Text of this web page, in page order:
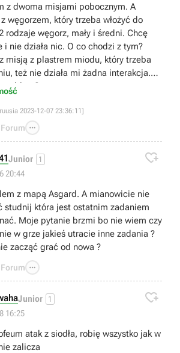
z dwoma misjami pobocznym. A
rodzaje węgorz, mały i średni. Chcę
nie działa nic. O co chodzi z tym?
z plastrem miodu, który trzeba
też nie działa mi żadna interakcja.
2023-12-07 23:36:11]
Forum 
Junior 1
20:44

z mapą Asgard. A mianowicie nie
studnij która jest ostatnim zadaniem
Moje pytanie brzmi bo nie wiem czy
w grze jakieś utracie inne zadania ?
zacząć grać od nowa ?
Forum 
Junior 1
16:25

atak z siodła, robię wszystko jak w
zalicza